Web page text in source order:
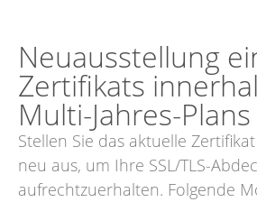
Neuausstellung
Zertifikats
Multi-Jahres-Plans
Stellen Sie das aktuelle
neu aus, um Ihre SSL/TLS-
aufrechtzuerhalten. Folgende